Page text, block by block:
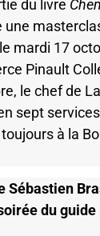
du livre
une
mardi 17
Pinault
le chef de
sept
à la
Sébastien
du guide